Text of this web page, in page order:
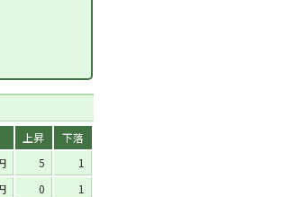
上昇
下落
5
1
0
1